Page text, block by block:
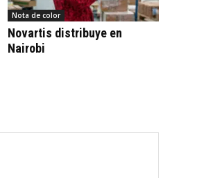
Nota de color
Novartis distribuye en
Nairobi